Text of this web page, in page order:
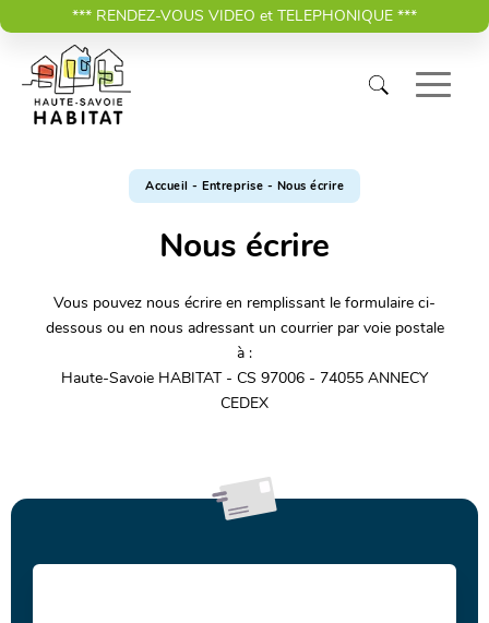
Accueil - Entreprise - Nous écrire
Nous écrire
Vous pouvez nous écrire en remplissant le formulaire ci-
dessous ou en nous adressant un courrier par voie postale
à :
Haute-Savoie HABITAT - CS 97006 - 74055 ANNECY
CEDEX
*** RENDEZ-VOUS VIDEO et TELEPHONIQUE ***